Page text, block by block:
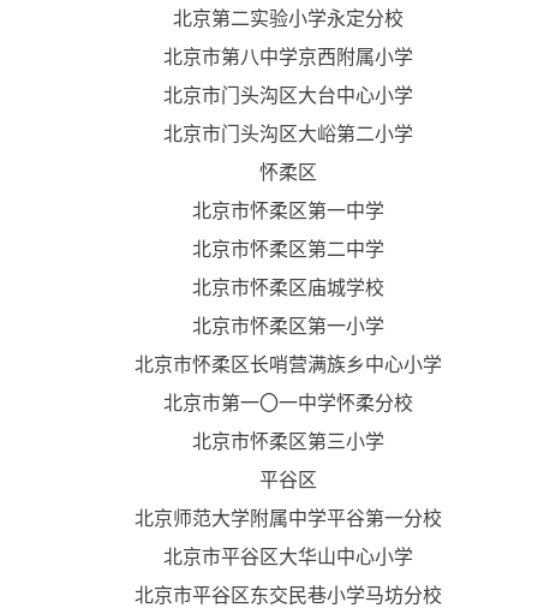
北京第二实验小学永定分校
北京市第八中学京西附属小学
北京市门头沟区大台中心小学
北京市门头沟区大峪第二小学
怀柔区
北京市怀柔区第一中学
北京市怀柔区第二中学
北京市怀柔区庙城学校
北京市怀柔区第一小学
北京市怀柔区长哨营满族乡中心小学
北京市第一〇一中学怀柔分校
北京市怀柔区第三小学
平谷区
北京师范大学附属中学平谷第一分校
北京市平谷区大华山中心小学
北京市平谷区东交民巷小学马坊分校